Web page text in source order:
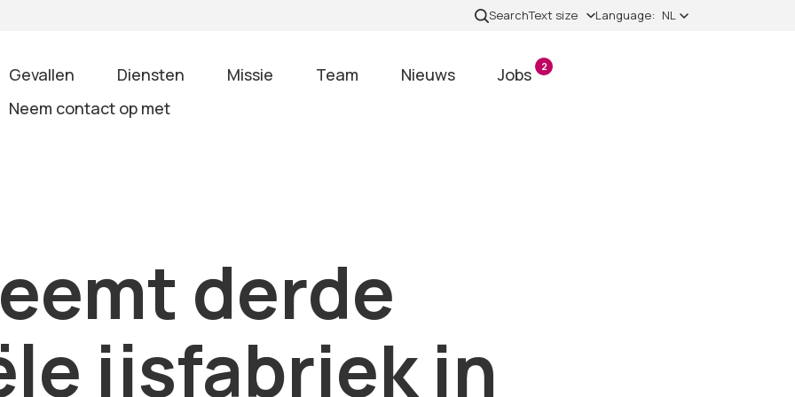
SearchText size Language: NL
Gevallen Diensten Missie Team Nieuws Jobs 2
Neem contact op met
derde
ijsfabriek in